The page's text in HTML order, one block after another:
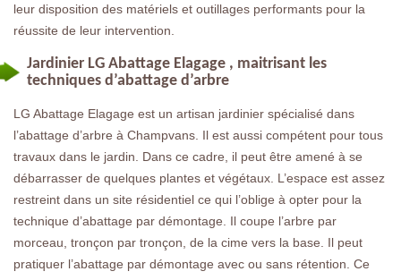
leur disposition des matériels et outillages performants pour la
réussite de leur intervention.
Jardinier LG Abattage Elagage , maitrisant les
techniques d’abattage d’arbre
LG Abattage Elagage est un artisan jardinier spécialisé dans
l’abattage d’arbre à Champvans. Il est aussi compétent pour tous
travaux dans le jardin. Dans ce cadre, il peut être amené à se
débarrasser de quelques plantes et végétaux. L’espace est assez
restreint dans un site résidentiel ce qui l’oblige à opter pour la
technique d’abattage par démontage. Il coupe l’arbre par
morceau, tronçon par tronçon, de la cime vers la base. Il peut
pratiquer l’abattage par démontage avec ou sans rétention. Ce